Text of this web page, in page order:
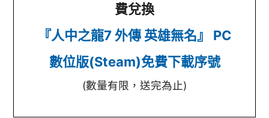
費兌換
『人中之龍7 外傳 英雄無名』 PC
數位版(Steam)免費下載序號
(數量有限，送完為止)